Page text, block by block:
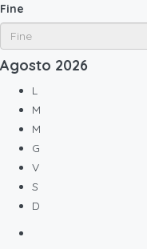
Fine
Agosto 2026
L
M
M
G
V
S
D